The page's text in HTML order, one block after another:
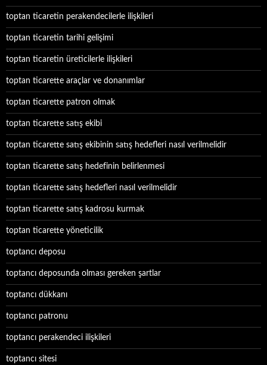
toptan ticaretin perakendecilerle ilişkileri
toptan ticaretin tarihi gelişimi
toptan ticaretin üreticilerle ilişkileri
toptan ticarette araçlar ve donanımlar
toptan ticarette patron olmak
toptan ticarette satış ekibi
toptan ticarette satış ekibinin satış hedefleri nasıl verilmelidir
toptan ticarette satış hedefinin belirlenmesi
toptan ticarette satış hedefleri nasıl verilmelidir
toptan ticarette satış kadrosu kurmak
toptan ticarette yöneticilik
toptancı deposu
toptancı deposunda olması gereken şartlar
toptancı dükkanı
toptancı patronu
toptancı perakendeci ilişkileri
toptancı sitesi